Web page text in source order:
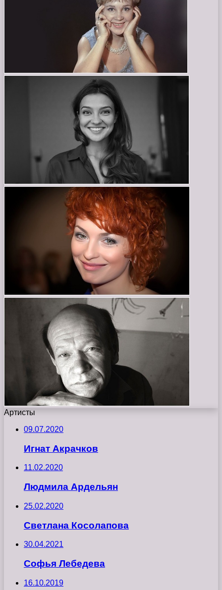
Артисты
09.07.2020
Игнат Акрачков
11.02.2020
Людмила Ардельян
25.02.2020
Светлана Косолапова
30.04.2021
Софья Лебедева
16.10.2019